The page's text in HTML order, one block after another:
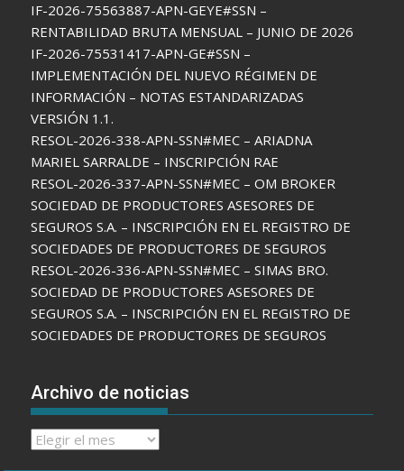
IF-2026-75563887-APN-GEYE#SSN –
RENTABILIDAD BRUTA MENSUAL – JUNIO DE 2026
IF-2026-75531417-APN-GE#SSN –
IMPLEMENTACIÓN DEL NUEVO RÉGIMEN DE
INFORMACIÓN – NOTAS ESTANDARIZADAS
VERSIÓN 1.1.
RESOL-2026-338-APN-SSN#MEC – ARIADNA
MARIEL SARRALDE – INSCRIPCIÓN RAE
RESOL-2026-337-APN-SSN#MEC – OM BROKER
SOCIEDAD DE PRODUCTORES ASESORES DE
SEGUROS S.A. – INSCRIPCIÓN EN EL REGISTRO DE
SOCIEDADES DE PRODUCTORES DE SEGUROS
RESOL-2026-336-APN-SSN#MEC – SIMAS BRO.
SOCIEDAD DE PRODUCTORES ASESORES DE
SEGUROS S.A. – INSCRIPCIÓN EN EL REGISTRO DE
SOCIEDADES DE PRODUCTORES DE SEGUROS
Archivo de noticias
Archivo